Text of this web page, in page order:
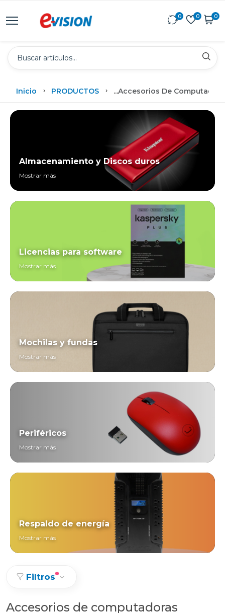
0 0 0
Inicio PRODUCTOS ...Accesorios De
Almacenamiento y Discos duros
Mostrar más
Licencias para software
Mostrar más
Mochilas y fundas
Mostrar más
Periféricos
Mostrar más
Respaldo de energía
Mostrar más
Filtros
Accesorios de computadoras